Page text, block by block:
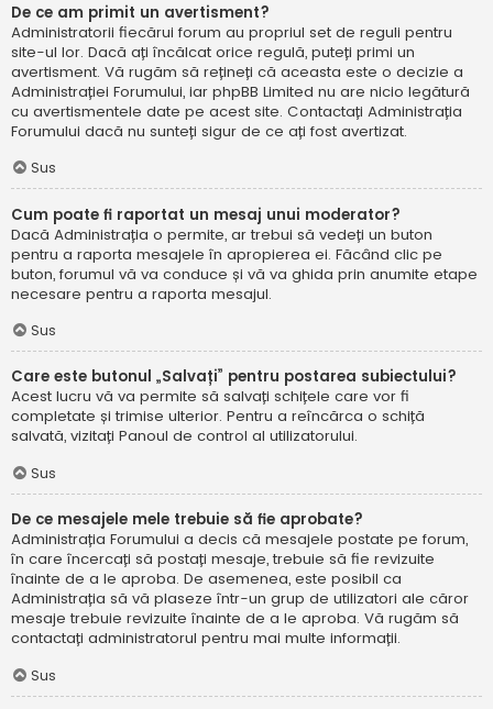
De ce am primit un avertisment?
Administratorii fiecărui forum au propriul set de reguli pentru
site-ul lor. Dacă ați încălcat orice regulă, puteți primi un
avertisment. Vă rugăm să rețineți că aceasta este o decizie a
Administrației Forumului, iar phpBB Limited nu are nicio legătură
cu avertismentele date pe acest site. Contactați Administrația
Forumului dacă nu sunteți sigur de ce ați fost avertizat.
Sus
Cum poate fi raportat un mesaj unui moderator?
Dacă Administrația o permite, ar trebui să vedeți un buton
pentru a raporta mesajele în apropierea ei. Făcând clic pe
buton, forumul vă va conduce și vă va ghida prin anumite etape
necesare pentru a raporta mesajul.
Sus
Care este butonul „Salvați” pentru postarea subiectului?
Acest lucru vă va permite să salvați schițele care vor fi
completate și trimise ulterior. Pentru a reîncărca o schiță
salvată, vizitați Panoul de control al utilizatorului.
Sus
De ce mesajele mele trebuie să fie aprobate?
Administrația Forumului a decis că mesajele postate pe forum,
în care încercați să postați mesaje, trebuie să fie revizuite
înainte de a le aproba. De asemenea, este posibil ca
Administrația să vă plaseze într-un grup de utilizatori ale căror
mesaje trebuie revizuite înainte de a le aproba. Vă rugăm să
contactați administratorul pentru mai multe informații.
Sus